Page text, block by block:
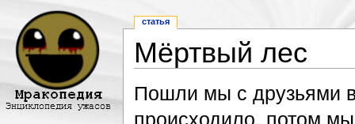
Мёртвый лес
Пошли мы с друзьями
статья